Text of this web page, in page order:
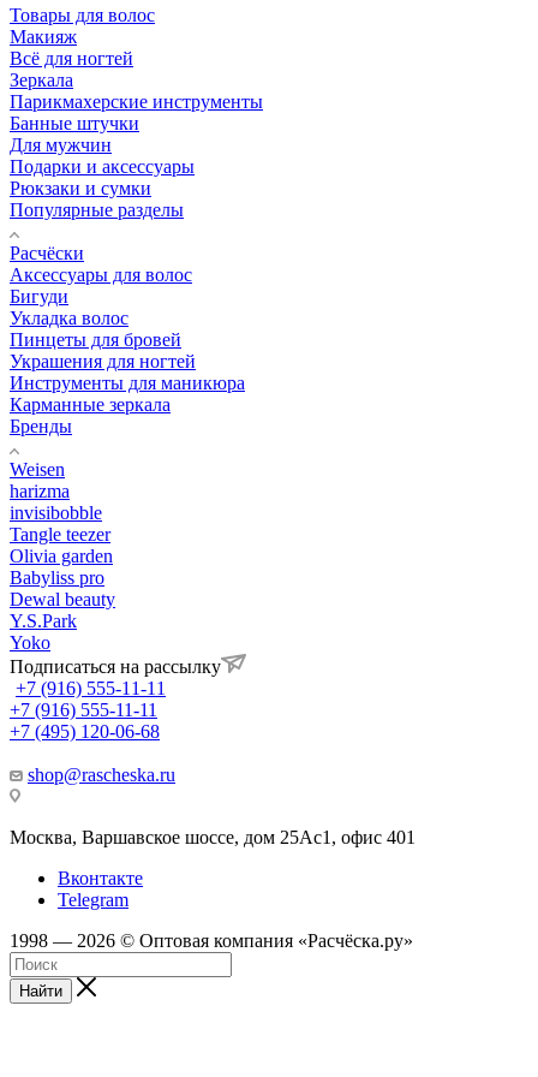
Товары для волос
Макияж
Всё для ногтей
Зеркала
Парикмахерские инструменты
Банные штучки
Для мужчин
Подарки и аксессуары
Рюкзаки и сумки
Популярные разделы
Расчёски
Аксессуары для волос
Бигуди
Укладка волос
Пинцеты для бровей
Украшения для ногтей
Инструменты для маникюра
Карманные зеркала
Бренды
Weisen
harizma
invisibobble
Tangle teezer
Olivia garden
Babyliss pro
Dewal beauty
Y.S.Park
Yoko
Подписаться на рассылку
+7 (916) 555-11-11
+7 (916) 555-11-11
+7 (495) 120-06-68
shop@rascheska.ru
Москва, Варшавское шоссе, дом 25Аc1, офис 401
Вконтакте
Telegram
1998 — 2026 © Оптовая компания «Расчёска.ру»
Найти